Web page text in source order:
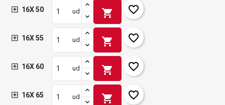
16X 50 ud shopping_cart favorite_border
16X 55 ud shopping_cart favorite_border
16X 60 ud shopping_cart favorite_border
16X 65 ud shopping_cart favorite_border